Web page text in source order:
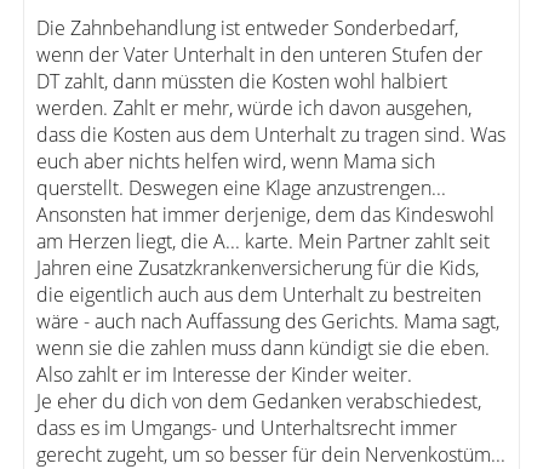
Die Zahnbehandlung ist entweder Sonderbedarf,
wenn der Vater Unterhalt in den unteren Stufen der
DT zahlt, dann müssten die Kosten wohl halbiert
werden. Zahlt er mehr, würde ich davon ausgehen,
dass die Kosten aus dem Unterhalt zu tragen sind. Was
euch aber nichts helfen wird, wenn Mama sich
querstellt. Deswegen eine Klage anzustrengen...
Ansonsten hat immer derjenige, dem das Kindeswohl
am Herzen liegt, die A... karte. Mein Partner zahlt seit
Jahren eine Zusatzkrankenversicherung für die Kids,
die eigentlich auch aus dem Unterhalt zu bestreiten
wäre - auch nach Auffassung des Gerichts. Mama sagt,
wenn sie die zahlen muss dann kündigt sie die eben.
Also zahlt er im Interesse der Kinder weiter.
Je eher du dich von dem Gedanken verabschiedest,
dass es im Umgangs- und Unterhaltsrecht immer
gerecht zugeht, um so besser für dein Nervenkostüm...